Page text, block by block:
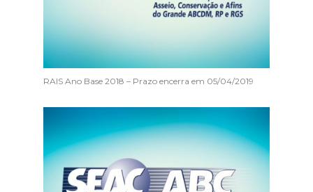
RAIS Ano Base 2018 – Prazo encerra em 05/04/2019